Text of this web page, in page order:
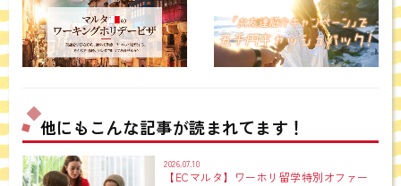
他にもこんな記事が読まれてます！
2026.07.10
【ECマルタ】ワーホリ留学特別オファー